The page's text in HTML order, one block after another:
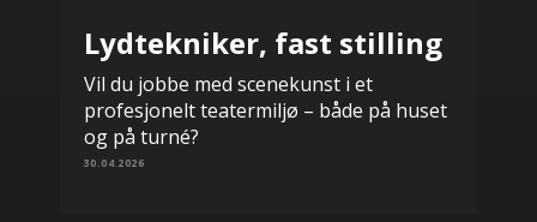
Lydtekniker, fast stilling
Vil du jobbe med scenekunst i et
profesjonelt teatermiljø – både på huset
og på turné?
30.04.2026